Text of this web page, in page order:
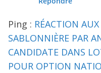
Ping : RÉACTION
SABLONNIÈRE PAR
CANDIDATE DANS
POUR OPTION